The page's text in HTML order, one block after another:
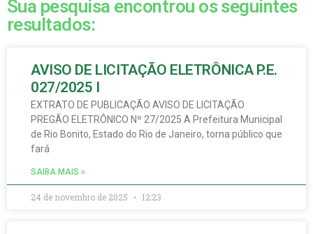
Sua pesquisa encontrou os seguintes
resultados:
AVISO DE LICITAÇÃO ELETRÔNICA P.E.
027/2025 I
EXTRATO DE PUBLICAÇÃO AVISO DE LICITAÇÃO
PREGÃO ELETRÔNICO Nº 27/2025 A Prefeitura Municipal
de Rio Bonito, Estado do Rio de Janeiro, torna público que
fará
SAIBA MAIS »
24 de novembro de 2025 12:23